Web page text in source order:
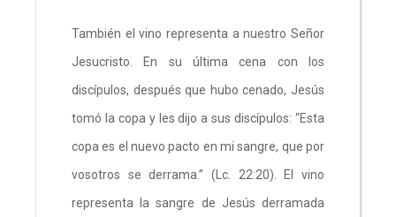
También el vino representa a nuestro Señor
Jesucristo. En su última cena con los
discípulos, después que hubo cenado, Jesús
tomó la copa y les dijo a sus discípulos: “Esta
copa es el nuevo pacto en mi sangre, que por
vosotros se derrama.” (Lc. 22:20). El vino
representa la sangre de Jesús derramada